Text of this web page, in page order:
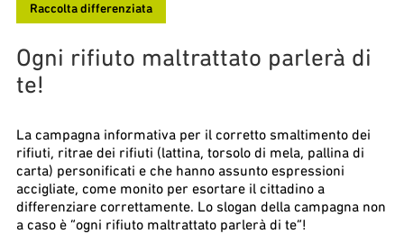
Raccolta differenziata
Ogni rifiuto maltrattato parlerà di
te!
La campagna informativa per il corretto smaltimento dei
rifiuti, ritrae dei rifiuti (lattina, torsolo di mela, pallina di
carta) personificati e che hanno assunto espressioni
accigliate, come monito per esortare il cittadino a
differenziare correttamente. Lo slogan della campagna non
a caso è “ogni rifiuto maltrattato parlerà di te”!